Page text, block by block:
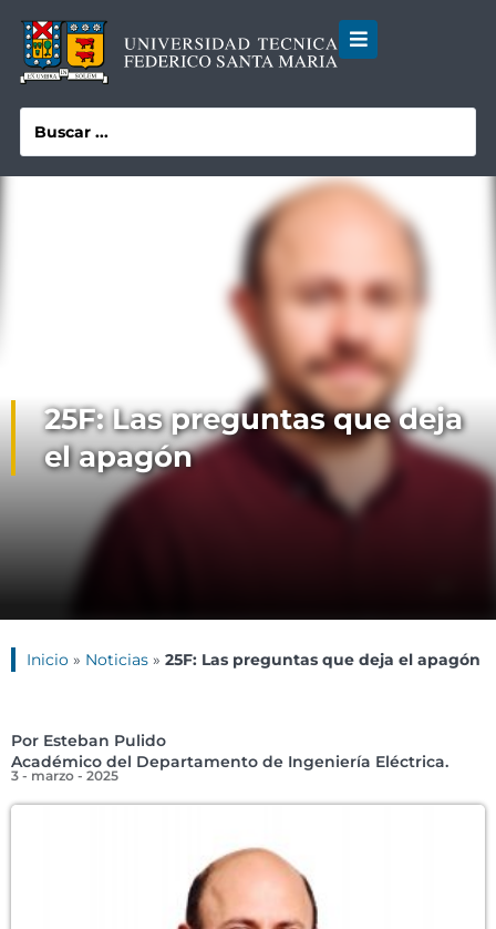
25F: Las preguntas que deja
el apagón
Inicio » Noticias » 25F: Las preguntas que deja el apagón
Por Esteban Pulido
Académico del Departamento de Ingeniería Eléctrica.
3 - marzo - 2025